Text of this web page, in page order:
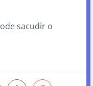
sacudir o